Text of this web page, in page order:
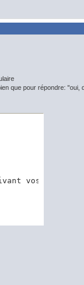
que pour répondre: "oui,
vos données,